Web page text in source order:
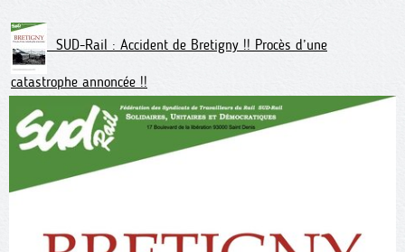
SUD-Rail : Accident de Bretigny !! Procès d’une
catastrophe annoncée !!